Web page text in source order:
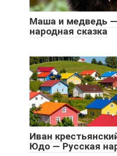
Маша и медведь —
народная сказка
Иван
Юдо — Русская